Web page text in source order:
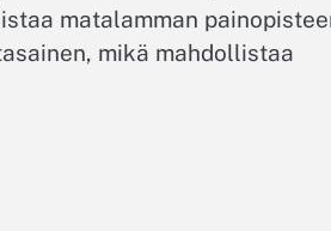
matalamman
mikä mahdollistaa